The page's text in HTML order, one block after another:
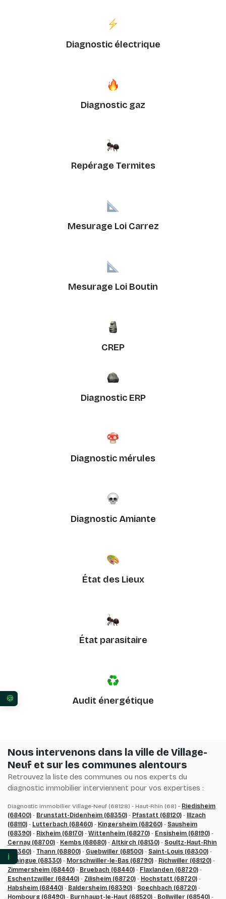
Diagnostic électrique
Diagnostic gaz
Repérage Termites
Mesurage Loi Carrez
Mesurage Loi Boutin
CREP
Diagnostic ERP
Diagnostic mérules
Diagnostic Amiante
État des Lieux
État parasitaire
Audit énergétique
Nous intervenons dans la ville de Village-
Neuf et sur les communes alentours
Retrouvez la liste des communes ou nos experts du
diagnostic immobilier interviennent pour vos expertises :
Diagnostic immobilier Village-Neuf (68128) - Haut-Rhin (68) - Riedisheim
(68400) - Brunstatt-Didenheim (68350) - Pfastatt (68120) -
Illzach
(68110) - Lutterbach (68460) - Kingersheim (68260) - Sausheim
(68390) - Rixheim (68170) - Wittenheim (68270) - Ensisheim (68190) -
Cernay (68700) - Kembs (68680) - Altkirch (68130) - Soultz-Haut-Rhin
(68360) - Thann (68800) - Guebwiller (68500) - Saint-Louis (68300) -
Huningue (68330) - Morschwiller-le-Bas (68790) - Richwiller (68120) -
Zimmersheim (68440) - Bruebach (68440) - Flaxlanden (68720) -
Eschentzwiller (68440) - Zilisheim (68720) - Hochstatt (68720) -
Habsheim (68440) - Baldersheim (68390) - Spechbach (68720) -
Hombourg (68490) - Burnhaupt-le-Haut (68520) - Bollwiller (68540) -
ℹ️
Vos préférences en matière de consentement